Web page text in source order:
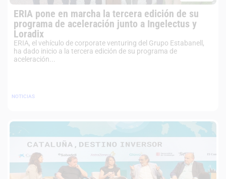
ERIA pone en marcha la tercera edición de su
programa de aceleración junto a Ingelectus y
Loradix
ERIA, el vehículo de corporate venturing del Grupo Estabanell,
ha dado inicio a la tercera edición de su programa de
aceleración...
NOTICIAS